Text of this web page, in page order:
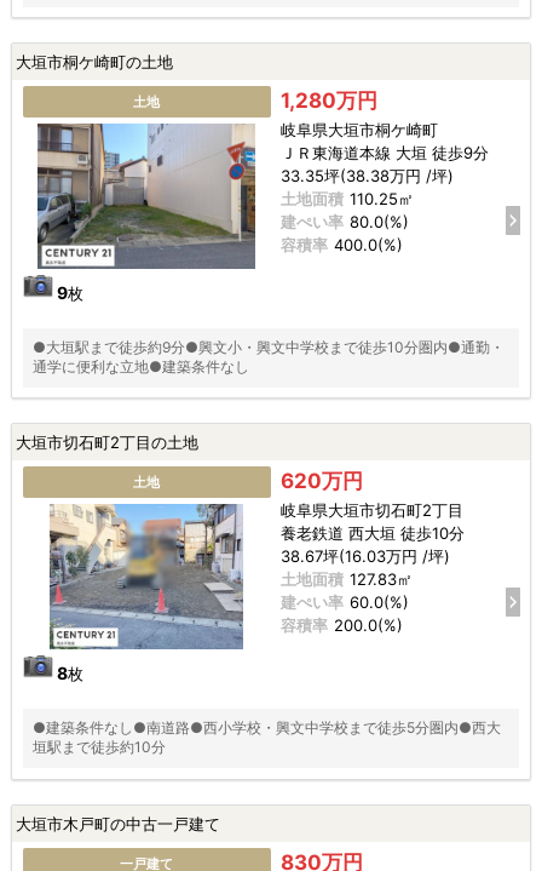
大垣市桐ケ崎町の土地
土地
9枚
1,280万円
岐阜県大垣市桐ケ崎町
ＪＲ東海道本線 大垣 徒歩9分
33.35坪(38.38万円 /坪)
土地面積 110.25㎡
建ぺい率 80.0(%)
容積率 400.0(%)
●大垣駅まで徒歩約9分●興文小・興文中学校まで徒歩10分圏内●通勤・
通学に便利な立地●建築条件なし
大垣市切石町2丁目の土地
土地
8枚
620万円
岐阜県大垣市切石町2丁目
養老鉄道 西大垣 徒歩10分
38.67坪(16.03万円 /坪)
土地面積 127.83㎡
建ぺい率 60.0(%)
容積率 200.0(%)
●建築条件なし●南道路●西小学校・興文中学校まで徒歩5分圏内●西大
垣駅まで徒歩約10分
大垣市木戸町の中古一戸建て
一戸建て 830万円